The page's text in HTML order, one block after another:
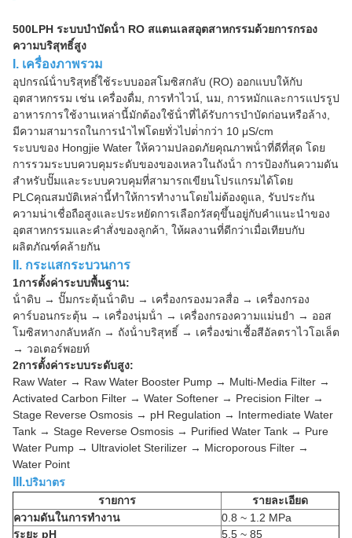
500LPH ระบบบําบัดน้ํา RO สแตนเลสอุตสาหกรรมด้วยการกรอง
ความบริสุทธิ์สูง
I. เครื่องภาพรวม
อุปกรณ์น้ําบริสุทธิ์ใช้ระบบออสโมซิสกลับ (RO) ออกแบบให้กับ
อุตสาหกรรม เช่น เครื่องดื่ม, การทําไวน์, นม, การหมักและการแปรรูป
อาหารการใช้งานเหล่านี้มักต้องใช้น้ําที่ได้รับการบําบัดก่อนหรือล้าง,
มีความสามารถในการนําไฟโดยทั่วไปต่ํากว่า 10 μS/cm
ระบบของ Hongjie Water ให้ความปลอดภัยคุณภาพน้ําที่ดีที่สุด โดย
การรวมระบบควบคุมระดับของของเหลวในถังน้ํา การป้องกันความดัน
สําหรับปั๊มและระบบควบคุมที่สามารถเขียนโปรแกรมได้โดย
PLCคุณสมบัติเหล่านี้ทําให้การทํางานโดยไม่ต้องดูแล, รับประกัน
ความน่าเชื่อถือสูงและประหยัดการเลือกวัสดุขึ้นอยู่กับคําแนะนําของ
อุตสาหกรรมและคําสั่งของลูกค้า, ให้ผลงานที่ดีกว่าเมื่อเทียบกับ
ผลิตภัณฑ์คล้ายกัน
II. กระแสกระบวนการ
1การตั้งค่าระบบพื้นฐาน:
น้ําดิบ → ปั๊มกระตุ้นน้ําดิบ → เครื่องกรองมวลสื่อ → เครื่องกรอง
คาร์บอนกระตุ้น → เครื่องนุ่มน้ํา → เครื่องกรองความแม่นยํา → ออส
โมซิสทางกลับหลัก → ถังน้ําบริสุทธิ์ → เครื่องฆ่าเชื้อสีอัลตราไวโอเล็ต
→ วอเตอร์พอยท์
2การตั้งค่าระบบระดับสูง:
Raw Water → Raw Water Booster Pump → Multi-Media Filter →
Activated Carbon Filter → Water Softener → Precision Filter →
Stage Reverse Osmosis → pH Regulation → Intermediate Water
Tank → Stage Reverse Osmosis → Purified Water Tank → Pure
Water Pump → Ultraviolet Sterilizer → Microporous Filter →
Water Point
III.ปริมาตร
รายการ
รายละเอียด
ความดันในการทํางาน
0.8 ~ 1.2 MPa
ระยะ pH
5.5 ~ 85